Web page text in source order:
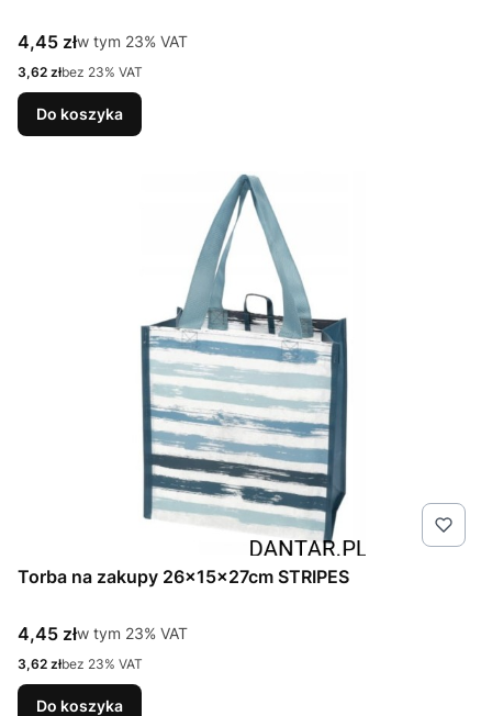
Cena brutto
4,45 złw tym %s VAT
w tym 23% VAT
Cena netto
3,62 złbez 23% VAT
Do koszyka
Torba na zakupy 26x15x27cm STRIPES
Cena brutto
4,45 złw tym %s VAT
w tym 23% VAT
Cena netto
3,62 złbez 23% VAT
Do koszyka